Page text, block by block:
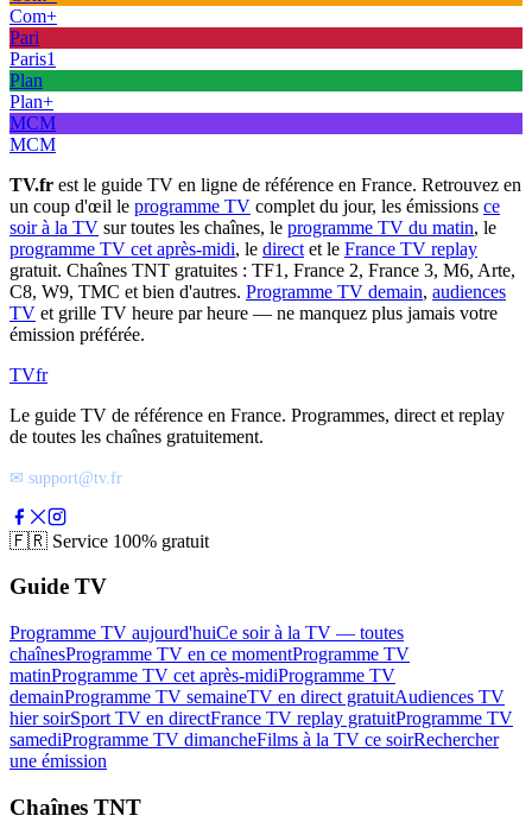
Com+
Pari
Paris1
Plan
Plan+
MCM
MCM
TV.fr est le guide TV en ligne de référence en France. Retrouvez en
un coup d'œil le programme TV complet du jour, les émissions ce
soir à la TV sur toutes les chaînes, le programme TV du matin, le
programme TV cet après-midi, le direct et le France TV replay
gratuit. Chaînes TNT gratuites : TF1, France 2, France 3, M6, Arte,
C8, W9, TMC et bien d'autres. Programme TV demain, audiences
TV et grille TV heure par heure — ne manquez plus jamais votre
émission préférée.
TVfr
Le guide TV de référence en France. Programmes, direct et replay
de toutes les chaînes gratuitement.
✉ support@tv.fr
🇫🇷 Service 100% gratuit
Guide TV
Programme TV aujourd'huiCe soir à la TV — toutes
chaînesProgramme TV en ce momentProgramme TV
matinProgramme TV cet après-midiProgramme TV
demainProgramme TV semaineTV en direct gratuitAudiences TV
hier soirSport TV en directFrance TV replay gratuitProgramme TV
samediProgramme TV dimancheFilms à la TV ce soirRechercher
une émission
Chaînes TNT